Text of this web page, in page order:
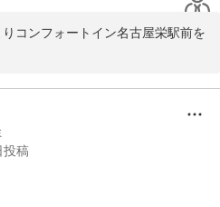
いただけるよう、スタッフ一同さ
ります。
おります。
のでコンビニでおにぎり買っていた
コンフォートイン名古屋栄駅前を
ございます。
ントスタッフの対応につきまして
く拝読いたしました。
利にご利用いただけたとのこと、
投稿